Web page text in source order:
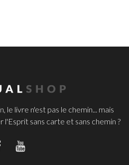
le livre n'est pas le chemin... mais
sans carte et sans chemin ?